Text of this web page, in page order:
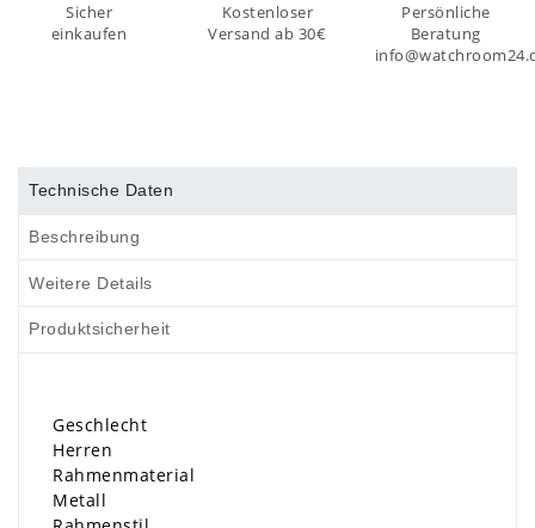
Sicher
einkaufen
Kostenloser
Versand ab 30€
Persönliche
Beratung
Technische Daten
Beschreibung
Weitere Details
Produktsicherheit
Geschlecht
Herren
Rahmenmaterial
Metall